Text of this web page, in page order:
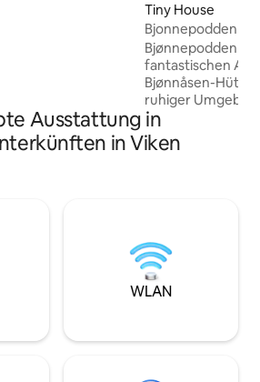
zwei
Klimaanlage. Fühlt
an.
Tiny House
Bjonnepodden
Bjønnepodden
fantastischen
Bjønnåsen-Hütte.
ruhiger
der Tür. Der Pod
Zugang zu den
immer noch
Eine kurze Fahrt
und du gelangst
und Steg in
Ausstattung in
in Viken
WLAN